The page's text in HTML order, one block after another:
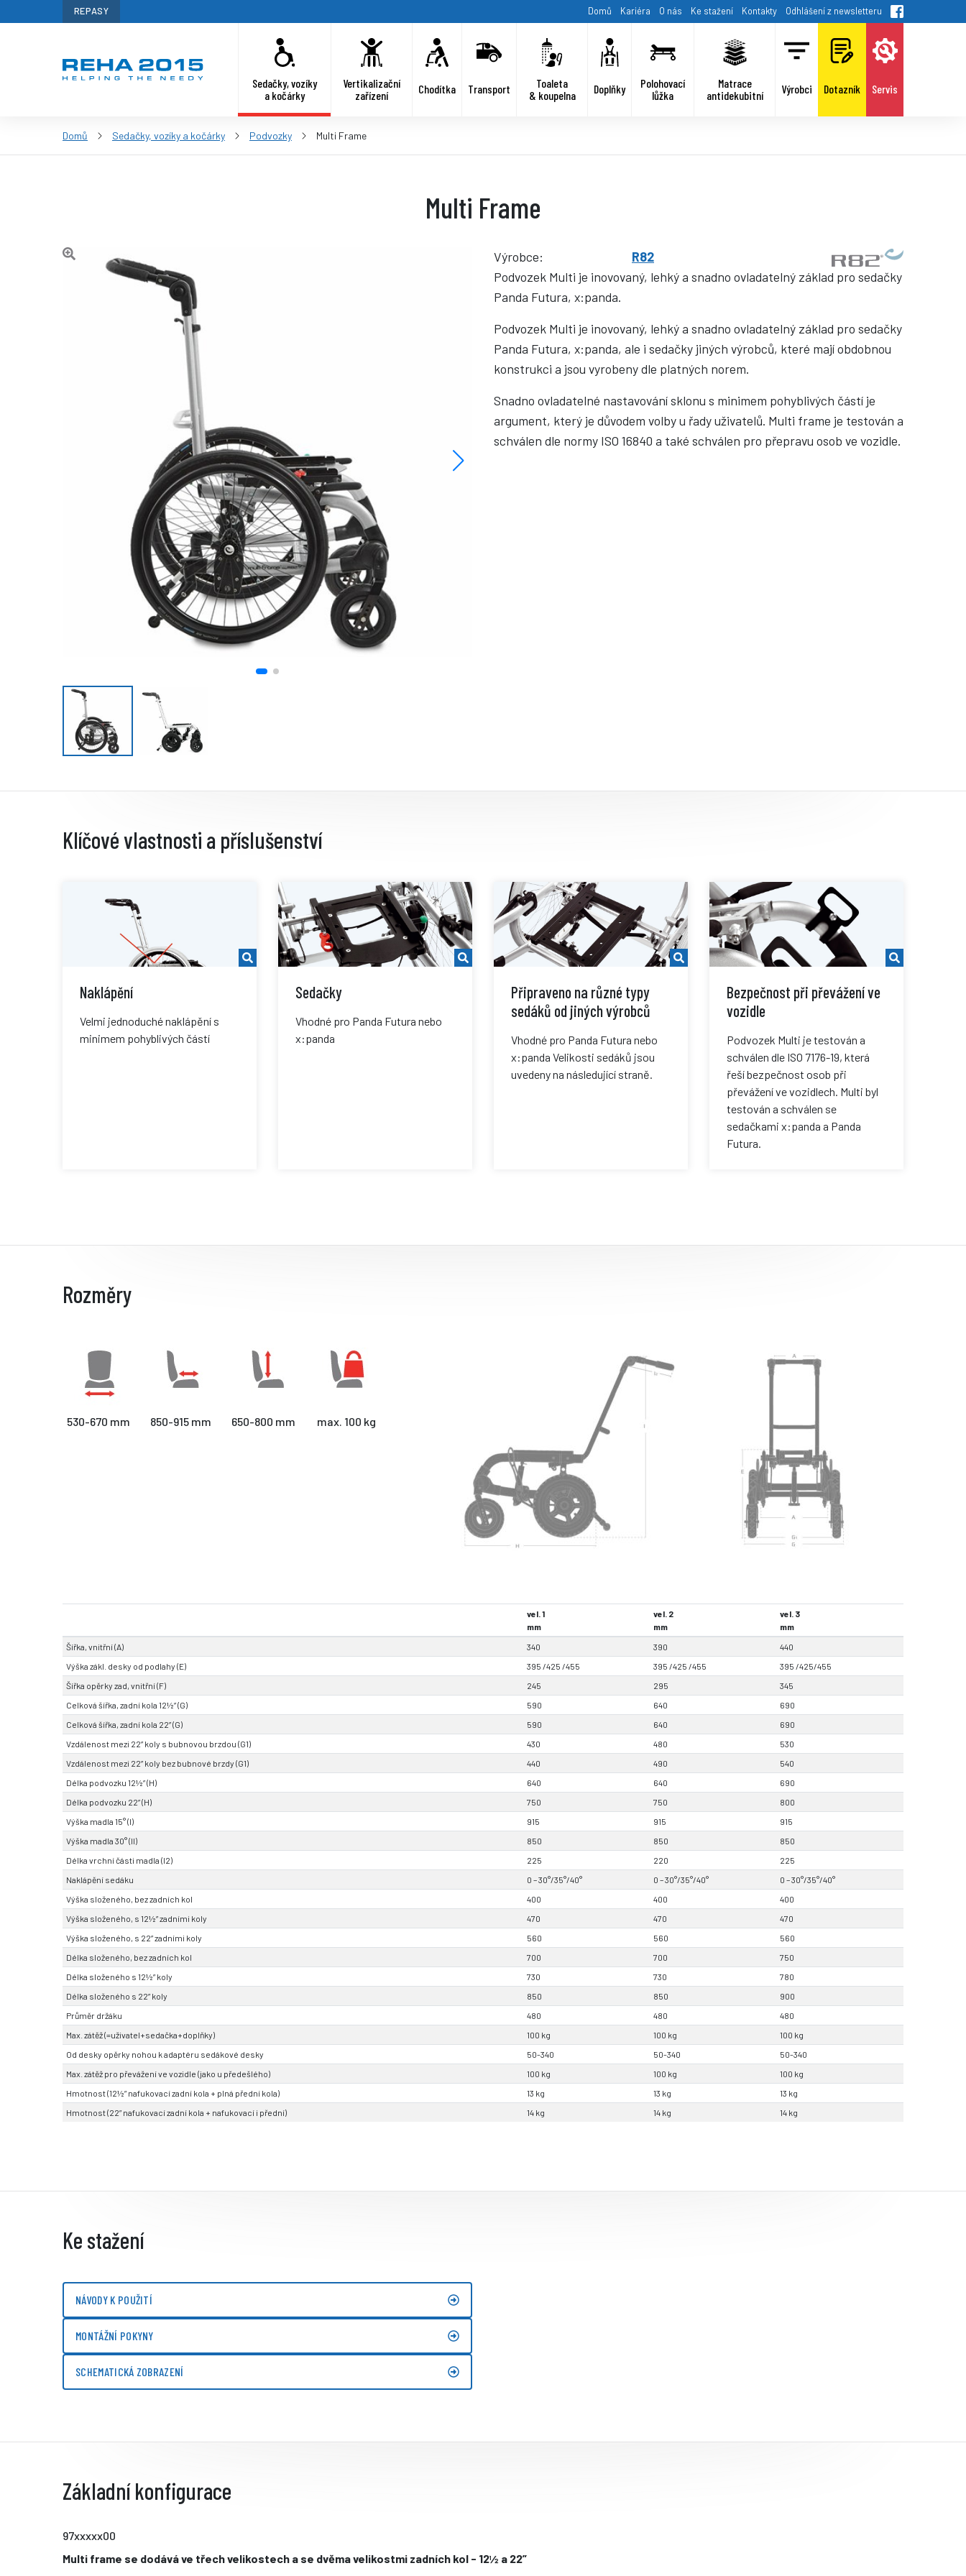
REPASY Domů Kariéra O nás Ke stažení Kontakty Odhlášení z newsletteru
Sedačky, vozíky
a kočárky
Vertikalizační
zařízení
Chodítka Transport
Toaleta
& koupelna
Doplňky
Polohovací
lůžka
Matrace
antidekubitní
Výrobci Dotazník Servis
Domů Sedačky, vozíky a kočárky Podvozky Multi Frame
Multi Frame
Výrobce:
R82
Podvozek Multi je inovovaný, lehký a snadno ovladatelný základ pro sedačky
Panda Futura, x:panda.
Podvozek Multi je inovovaný, lehký a snadno ovladatelný základ pro sedačky
Panda Futura, x:panda, ale i sedačky jiných výrobců, které mají obdobnou
konstrukci a jsou vyrobeny dle platných norem.
Snadno ovladatelné nastavování sklonu s minimem pohyblivých částí je
argument, který je důvodem volby u řady uživatelů. Multi frame je testován a
schválen dle normy ISO 16840 a také schválen pro přepravu osob ve vozidle.
Klíčové vlastnosti a příslušenství
Naklápění
Velmi jednoduché naklápění s
minimem pohyblivých částí
Sedačky
Vhodné pro Panda Futura nebo
x:panda
Připraveno na různé typy
sedáků od jiných výrobců
Vhodné pro Panda Futura nebo
x:panda Velikosti sedáků jsou
uvedeny na následující straně.
Bezpečnost při převážení ve
vozidle
Podvozek Multi je testován a
schválen dle ISO 7176-19, která
řeší bezpečnost osob při
převážení ve vozidlech. Multi byl
testován a schválen se
sedačkami x:panda a Panda
Futura.
Rozměry
530-670 mm 850-915 mm 650-800 mm max. 100 kg
vel. 1
mm
vel. 2
mm
vel. 3
mm
Šířka, vnitřní (A)
340 390
440
Výška zákl. desky od podlahy (E)
395 /425 /455 395 /425 /455
395 /425/455
Šířka opěrky zad, vnitřní (F)
245 295
345
Celková šířka, zadní kola 12½” (G)
590 640
690
Celková šířka, zadní kola 22” (G)
590 640
690
Vzdálenost mezi 22” koly s bubnovou brzdou (G1)
430 480
530
Vzdálenost mezi 22” koly bez bubnové brzdy (G1)
440 490
540
Délka podvozku 12½” (H)
640 640
690
Délka podvozku 22” (H)
750 750
800
Výška madla 15° (I)
915 915
915
Výška madla 30° (II)
850 850
850
Délka vrchní části madla (I2)
225 220
225
Naklápění sedáku
0 – 30°/35°/40° 0 – 30°/35°/40°
0 – 30°/35°/40°
Výška složeného, bez zadních kol
400 400
400
Výška složeného, s 12½” zadními koly
470 470
470
Výška složeného, s 22” zadními koly
560 560
560
Délka složeného, bez zadních kol
700 700
750
Délka složeného s 12½” koly
730 730
780
Délka složeného s 22” koly
850 850
900
Průměr držáku
480 480
480
Max. zátěž (=uživatel+sedačka+doplňky)
100 kg 100 kg
100 kg
Od desky opěrky nohou k adaptéru sedákové desky
50-340 50-340
50-340
Max. zátěž pro převážení ve vozidle (jako u předešlého)
100 kg 100 kg
100 kg
Hmotnost (12½” nafukovací zadní kola + plná přední kola)
13 kg 13 kg
13 kg
Hmotnost (22” nafukovací zadní kola + nafukovací i přední)
14 kg 14 kg 14 kg
Ke stažení
NÁVODY K POUŽITÍ
MONTÁŽNÍ POKYNY
SCHEMATICKÁ ZOBRAZENÍ
Základní konfigurace
97xxxxx00
Multi frame se dodává ve třech velikostech a se dvěma velikostmi zadních kol - 12½ a 22”